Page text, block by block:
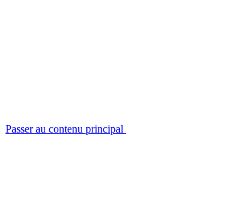
Passer au contenu principal